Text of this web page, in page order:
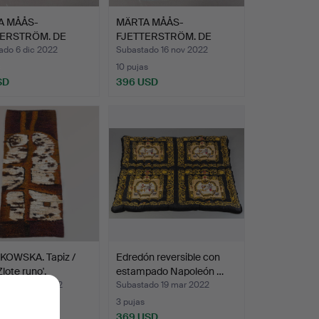
MÅÅS-
DE
…
6 dic 2022
MÄRTA MÅÅS-
FJETTERSTRÖM. DE
MMF. Tejiendo …
Subastado 16 nov 2022
10 pujas
396 USD
Tapiz /
runo'.
12 sep 2022
Edredón reversible con
estampado Napoleón …
Subastado 19 mar 2022
3 pujas